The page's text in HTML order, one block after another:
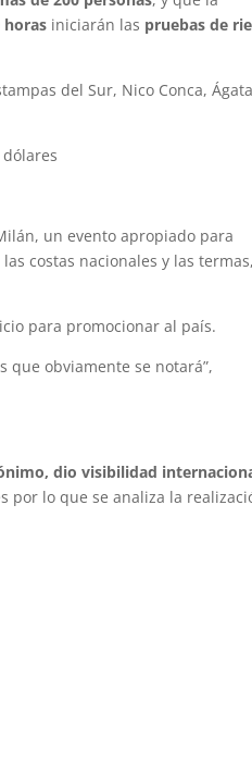
horas iniciarán las pruebas de
del Sur, Nico Conca,
un evento apropiado para
costas nacionales y las
para promocionar al país.
que obviamente se notará”,
dio visibilidad
por lo que se analiza la